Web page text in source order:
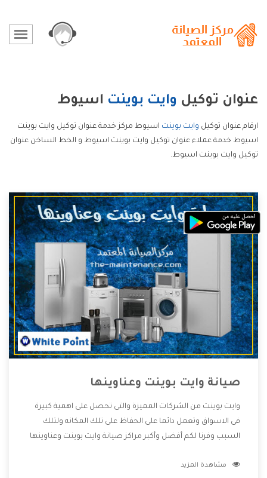
عنوان توكيل وايت بوينت اسيوط
ارقام عنوان توكيل وايت بوينت اسيوط مركز خدمة عنوان توكيل وايت بوينت
اسيوط خدمة عملاء عنوان توكيل وايت بوينت اسيوط و الخط الساخن عنوان
توكيل وايت بوينت اسيوط.
صيانة وايت بوينت وعناوينها
وايت بوينت من الشركات المميزة والتى تحصل على اهمية كبيرة
فى الاسواق وتعمل دائما على الحفاظ على تلك المكانه ولتلك
السبب وفرنا لكم أفضل وأكبر مراكز صيانة وايت بوينت وعناوينها
المنتجات دون اى ازعاج كما أننا نهتم بكل ما يحتاجه المستهلك
مشاهدة المزيد